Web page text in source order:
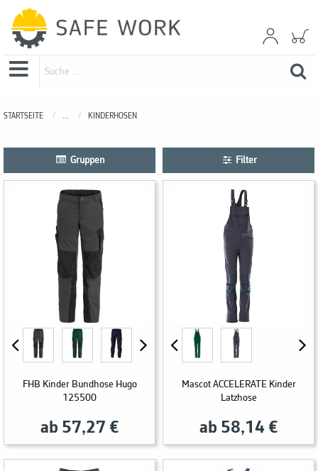
STARTSEITE ... KINDERHOSEN
Gruppen Filter
FHB Kinder Bundhose Hugo
125500
ab 57,27 €
Mascot ACCELERATE Kinder
Latzhose
ab 58,14 €